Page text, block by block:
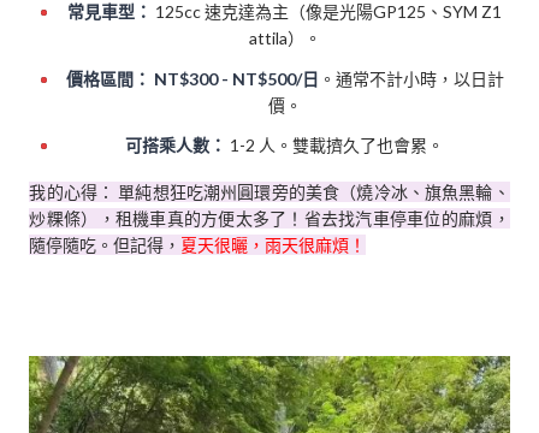
常見車型： 125cc 速克達為主（像是光陽GP125、SYM Z1
attila）。
價格區間： NT$300 - NT$500/日 。通常不計小時，以日計
價。
可搭乘人數： 1-2 人。雙載擠久了也會累。
我的心得： 單純想狂吃潮州圓環旁的美食（燒冷冰、旗魚黑輪、
炒粿條），租機車真的方便太多了！省去找汽車停車位的麻煩，
隨停隨吃。但記得， 夏天很曬，雨天很麻煩！